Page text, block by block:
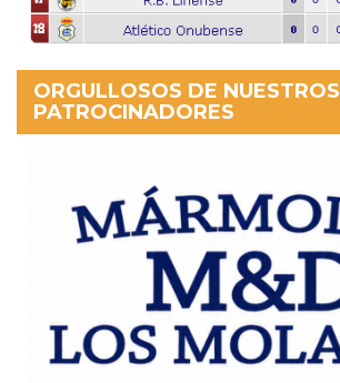
ORGULLOSOS DE NUESTROS
PATROCINADORES